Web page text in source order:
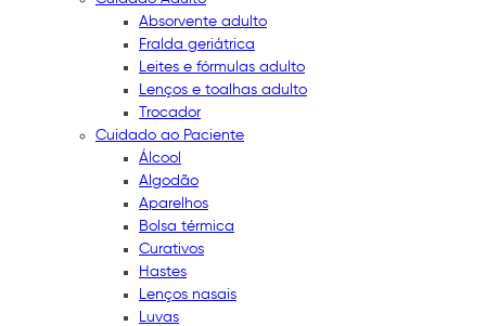
Absorvente adulto
Fralda geriátrica
Leites e fórmulas adulto
Lenços e toalhas adulto
Trocador
Cuidado ao Paciente
Álcool
Algodão
Aparelhos
Bolsa térmica
Curativos
Hastes
Lenços nasais
Luvas